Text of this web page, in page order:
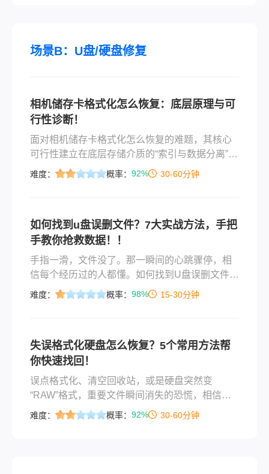
场景B：U盘/硬盘修复
相机储存卡格式化怎么恢复：底层原理与可
行性诊断！
面对相机储存卡格式化怎么恢复的难题，其核心
可行性建立在底层存储介质的“索引与数据分离”机
制之上。当相机或电脑对储存卡执行常规的“快速
真实的照片、视频等二进制数据依然完整保留在
闪存芯片中。
难度： 概率： 92% 30-60分钟
如何找到u盘误删文件？7大实战方法，手把
手教你抢救数据！！
手指一滑，文件没了。那一瞬间的心跳骤停，相
信每个经历过的人都懂。如何找到U盘误删文件？
这恐怕是数据灾难面前最让人焦灼的追问。别
你没往U盘里写入新数据， recovery的成功率依
然相当可观。
难度： 概率： 98% 15-30分钟
失误格式化硬盘怎么恢复？5个常用方法帮
你快速找回！
​误点格式化、清空回收站，或是硬盘突然变
“RAW”格式，重要文件瞬间消失的恐慌，相信很
多职场人和自媒体创作者都经历过。别慌！数据
难度： 概率： 92% 30-60分钟